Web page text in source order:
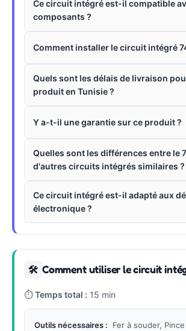
Ce circuit intégré est-il compatible
composants ?
Comment installer le circuit intégré
Quels sont les délais de livraison
produit en Tunisie ?
Y a-t-il une garantie sur ce produit ?
Quelles sont les différences entre le
d'autres circuits intégrés similaires ?
Ce circuit intégré est-il adapté aux
électronique ?
🛠 Comment utiliser le circuit
⏱Temps total : 15 min
Outils nécessaires :
Fer à souder,